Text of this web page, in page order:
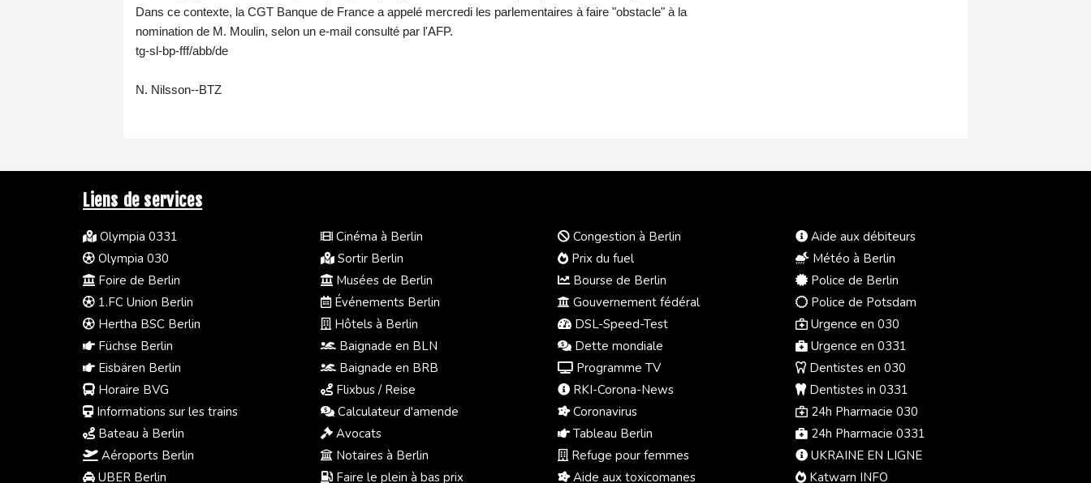
Dans ce contexte, la CGT Banque de France a appelé mercredi les parlementaires à faire "obstacle" à la
nomination de M. Moulin, selon un e-mail consulté par l'AFP.
tg-sl-bp-fff/abb/de
N. Nilsson--BTZ
Liens de services
Olympia 0331
Olympia 030
Foire de Berlin
1.FC Union Berlin
Hertha BSC Berlin
Füchse Berlin
Eisbären Berlin
Horaire BVG
Informations sur les trains
Bateau à Berlin
Aéroports Berlin
UBER Berlin
Cinéma à Berlin
Sortir Berlin
Musées de Berlin
Événements Berlin
Hôtels à Berlin
Baignade en BLN
Baignade en BRB
Flixbus / Reise
Calculateur d'amende
Avocats
Notaires à Berlin
Faire le plein à bas prix
Congestion à Berlin
Prix du fuel
Bourse de Berlin
Gouvernement fédéral
DSL-Speed-Test
Dette mondiale
Programme TV
RKI-Corona-News
Coronavirus
Tableau Berlin
Refuge pour femmes
Aide aux toxicomanes
Aide aux débiteurs
Météo à Berlin
Police de Berlin
Police de Potsdam
Urgence en 030
Urgence en 0331
Dentistes en 030
Dentistes in 0331
24h Pharmacie 030
24h Pharmacie 0331
UKRAINE EN LIGNE
Katwarn INFO